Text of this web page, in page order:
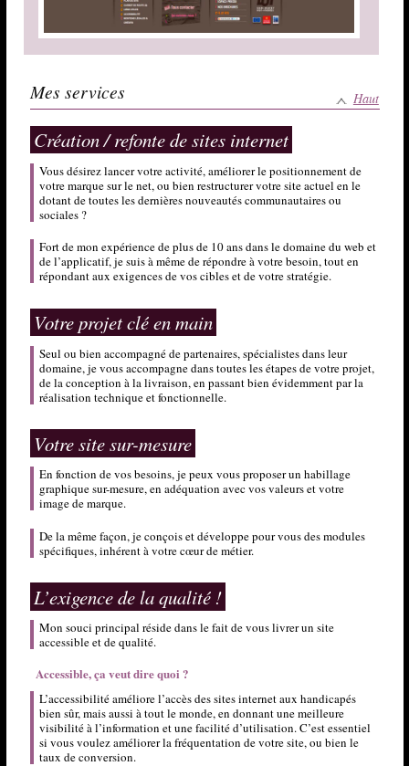
Office de Tourisme de Figeac
x dev modules PHP
Mes services Haut
Création / refonte de sites internet
Vous désirez lancer votre activité, améliorer le positionnement de
votre marque sur le net, ou bien restructurer votre site actuel en le
dotant de toutes les dernières nouveautés communautaires ou
sociales ?
Fort de mon expérience de plus de 10 ans dans le domaine du web et
de l’applicatif, je suis à même de répondre à votre besoin, tout en
répondant aux exigences de vos cibles et de votre stratégie.
Votre projet clé en main
Seul ou bien accompagné de partenaires, spécialistes dans leur
domaine, je vous accompagne dans toutes les étapes de votre projet,
de la conception à la livraison, en passant bien évidemment par la
réalisation technique et fonctionnelle.
Votre site sur-mesure
En fonction de vos besoins, je peux vous proposer un habillage
graphique sur-mesure, en adéquation avec vos valeurs et votre
image de marque.
De la même façon, je conçois et développe pour vous des modules
spécifiques, inhérent à votre cœur de métier.
L’exigence de la qualité !
Mon souci principal réside dans le fait de vous livrer un site
accessible et de qualité.
Accessible, ça veut dire quoi ?
L’accessibilité améliore l’accès des sites internet aux handicapés
bien sûr, mais aussi à tout le monde, en donnant une meilleure
visibilité à l’information et une facilité d’utilisation. C’est essentiel
si vous voulez améliorer la fréquentation de votre site, ou bien le
taux de conversion.